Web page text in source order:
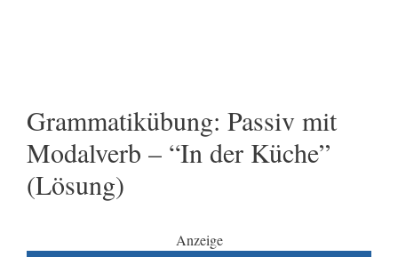
Grammatikübung: Passiv mit
Modalverb – “In der Küche”
(Lösung)
Anzeige